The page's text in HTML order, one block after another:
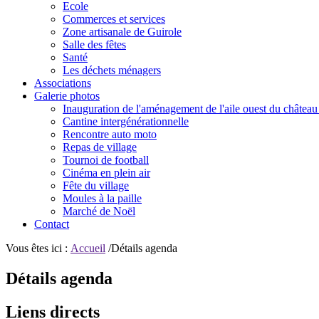
Ecole
Commerces et services
Zone artisanale de Guirole
Salle des fêtes
Santé
Les déchets ménagers
Associations
Galerie photos
Inauguration de l'aménagement de l'aile ouest du
Cantine intergénérationnelle
Rencontre auto moto
Repas de village
Tournoi de football
Cinéma en plein air
Fête du village
Moules à la paille
Marché de Noël
Contact
Vous êtes ici : Accueil /Détails agenda
Détails agenda
Liens directs